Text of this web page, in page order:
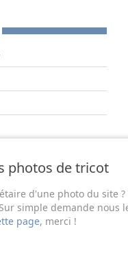
photos de tricot
d'une photo du site ?
simple demande nous
page, merci !